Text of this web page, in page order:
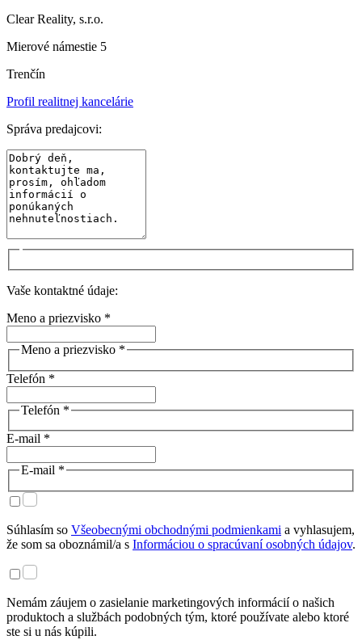
Clear Reality, s.r.o.
Mierové námestie 5
Trenčín
Profil realitnej kancelárie
Správa predajcovi:
Vaše kontaktné údaje:
Meno a priezvisko *
Meno a priezvisko *
Telefón *
Telefón *
E-mail *
E-mail *
Súhlasím so Všeobecnými obchodnými podmienkami a vyhlasujem,
že som sa oboznámil/a s Informáciou o spracúvaní osobných údajov.
Nemám záujem o zasielanie marketingových informácií o našich
produktoch a službách podobných tým, ktoré používate alebo ktoré
ste si u nás kúpili.